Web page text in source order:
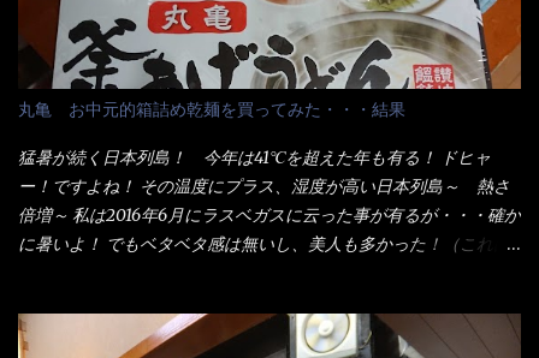
う。 事前にググって調べたら、やっぱり＜湯無し＞注文は、裏注
文方法としてあるらしい。 それと店員によっては、理解出来ない
者も居るらしい云う事。 そこでランチ混雑前に、行くのが店への
配慮でもある。 11:20 店内に入り・・・『釜揚げうどん得を湯ナ
シで！』と注文したら、近場にいたオッサン店員はキョトンとし
た顔『湯なし？』（これだ全く理解していないな） すると茹で方
の若い女性店員が『いい！いい！！』とオッサンを向こうへやっ
た。 でサッサと、木桶を用意してうどんだけ入れて出して来まし
た。 な～るほど、この事か・・・ で今日の2021年後半1回目のサ
＞サイズを食べられるか？である。 前回も、大しか食べていない
丸亀 お中元的箱詰め乾麺を買ってみた・・・結果
猛暑が続く日本列島！ 今年は41℃を超えた年も有る！ ドヒャ
ー！ですよね！ その温度にプラス、湿度が高い日本列島～ 熱さ
倍増～ 私は2016年6月にラスベガスに云った事が有るが・・・確か
に暑いよ！ でもベタベタ感は無いし、美人も多かった！（これは
中元は、丁度お盆の夏場に日頃お世話になっている方への＜ご挨